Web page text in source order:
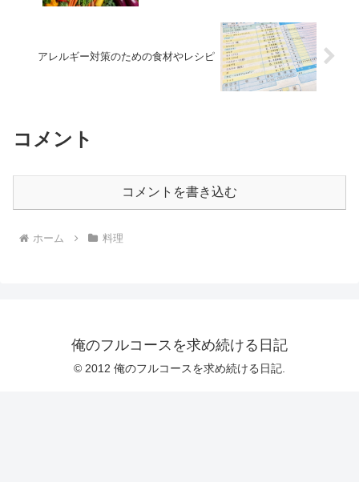
アレルギー対策のための食材やレシピ
コメント
コメントを書き込む
ホーム 料理
俺のフルコースを求め続ける日記
© 2012 俺のフルコースを求め続ける日記.